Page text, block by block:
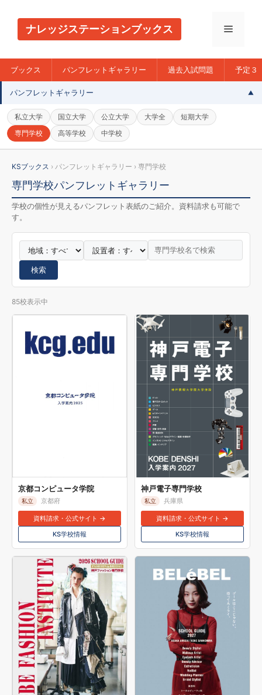
へ
キ
ッ
プ
ナレッジステーションブックス メ
ニ
ブックス パンフレットギャラリー 過去入試問題 予定３
パンフレットギャラリー
私立大学 国立大学 公立大学 大学全
短期大学
専門学校
高等学校 中学校
KSブックス › パンフレットギャラリー › 専門学校
専門学校パンフレットギャラリー
学校の個性が見えるパンフレット表紙のご紹介。資料請求も可能で
す。
検索
85校表示中
京都コンピュータ学院
私立 京都府
資料請求・公式サイト →
KS学校情報
神戸電子専門学校
私立 兵庫県
資料請求・公式サイト →
KS学校情報